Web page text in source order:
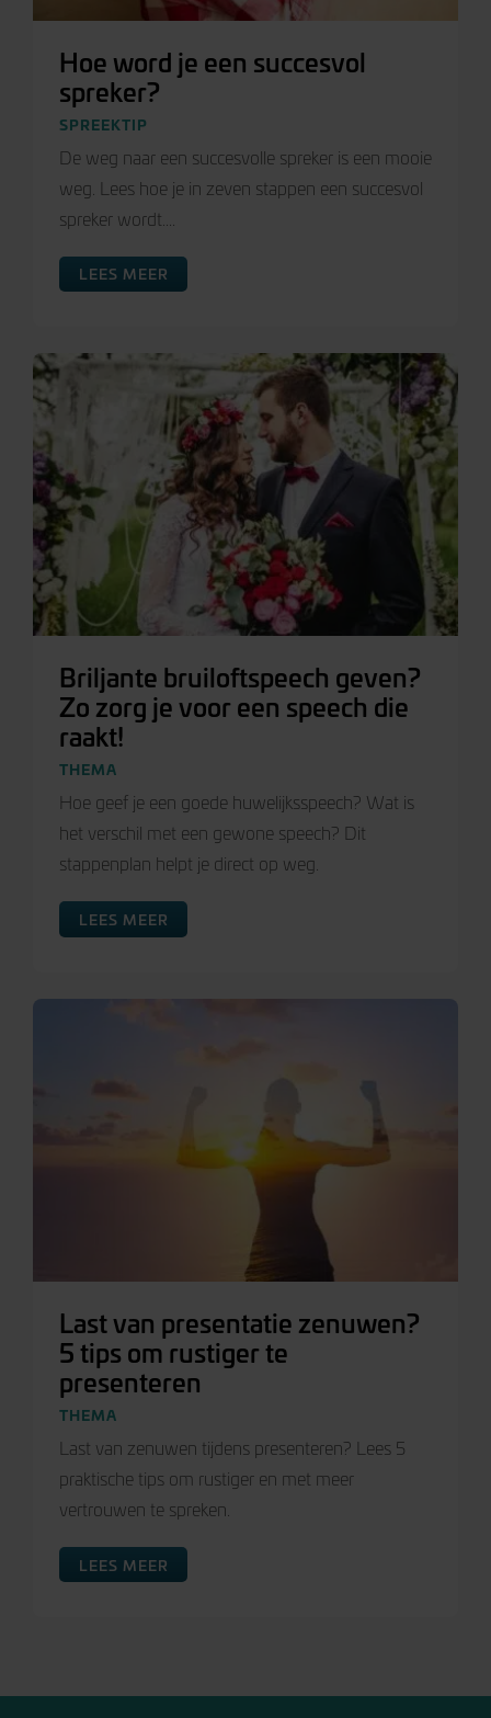
Hoe word je een succesvol
spreker?
SPREEKTIP
De weg naar een succesvolle spreker is een mooie
weg. Lees hoe je in zeven stappen een succesvol
spreker wordt....
LEES MEER
Briljante bruiloftspeech geven?
Zo zorg je voor een speech die
raakt!
THEMA
Hoe geef je een goede huwelijksspeech? Wat is
het verschil met een gewone speech? Dit
stappenplan helpt je direct op weg.
LEES MEER
Last van presentatie zenuwen?
5 tips om rustiger te
presenteren
THEMA
Last van zenuwen tijdens presenteren? Lees 5
praktische tips om rustiger en met meer
vertrouwen te spreken.
LEES MEER